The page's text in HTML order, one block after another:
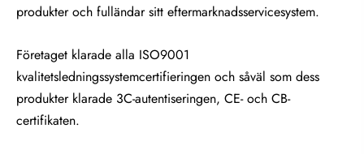
produkter och fulländar sitt eftermarknadsservicesystem.
Företaget klarade alla ISO9001
kvalitetsledningssystemcertifieringen och såväl som dess
produkter klarade 3C-autentiseringen, CE- och CB-
certifikaten.